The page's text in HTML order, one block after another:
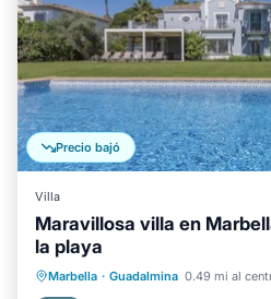
Precio bajó
Villa
Maravillosa villa en
la playa
Marbella · Guadalmina 0.49 mi al
Bañera de hidromasaje